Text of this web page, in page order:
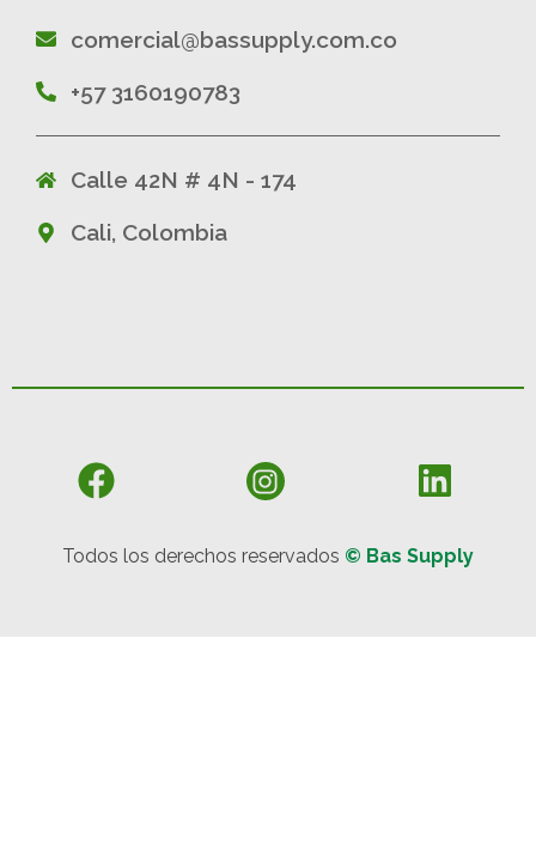
comercial@bassupply.com.co
+57 3160190783
Calle 42N # 4N - 174
Cali, Colombia
Todos los derechos reservados © Bas Supply